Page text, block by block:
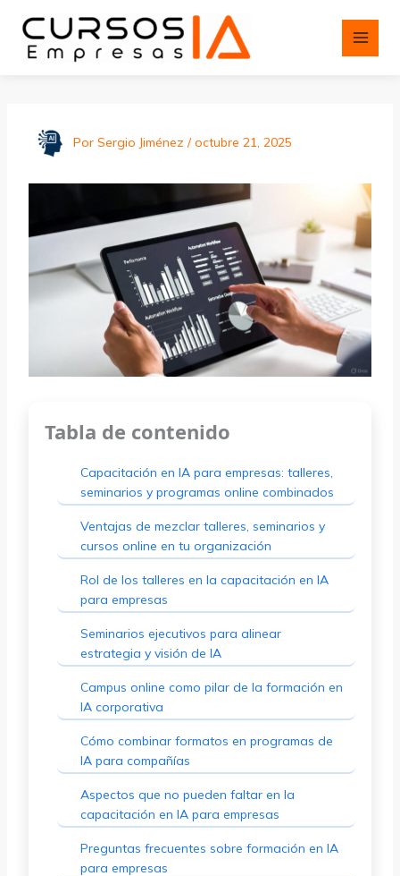
Por Sergio Jiménez /octubre 21, 2025
Tabla de contenido
Capacitación en IA para empresas: talleres,
seminarios y programas online combinados
Ventajas de mezclar talleres, seminarios y
cursos online en tu organización
Rol de los talleres en la capacitación en IA
para empresas
Seminarios ejecutivos para alinear
estrategia y visión de IA
Campus online como pilar de la formación en
IA corporativa
Cómo combinar formatos en programas de
IA para compañías
Aspectos que no pueden faltar en la
capacitación en IA para empresas
Preguntas frecuentes sobre formación en IA
para empresas